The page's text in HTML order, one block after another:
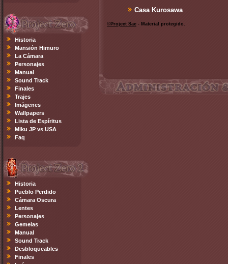
Historia
Mansión Himuro
La Cámara
Personajes
Manual
Sound Track
Finales
Trajes
Imágenes
Wallpapers
Lista de Espíritus
Miku JP vs USA
Faq
Historia
Pueblo Perdido
Cámara Oscura
Lentes
Personajes
Gemelas
Manual
Sound Track
Desbloqueables
Finales
Casa Kurosawa
©Project Sae - Material protegido.